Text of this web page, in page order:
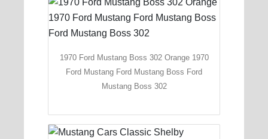
1970 Ford Mustang Boss 302 Orange 1970
Ford Mustang Ford Mustang Boss Ford
Mustang Boss 302